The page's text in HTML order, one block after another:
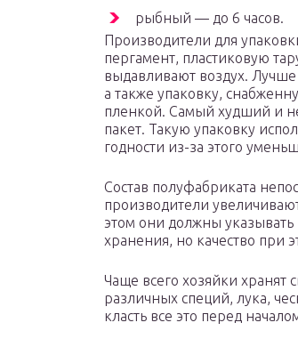
рыбный — до 6 часов.
Производители для
пергамент, пластиковую
выдавливают воздух.
а также упаковку,
пленкой. Самый худший и
пакет. Такую упаковку
годности из-за этого
Состав полуфабриката
производители
этом они должны указывать
хранения, но качество при
Чаще всего хозяйки
различных специй, лука,
класть все это перед